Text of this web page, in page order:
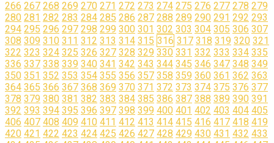
266 267 268 269 270 271 272 273 274 275 276 277 278 279
280 281 282 283 284 285 286 287 288 289 290 291 292 293
294 295 296 297 298 299 300 301 302 303 304 305 306 307
308 309 310 311 312 313 314 315 316 317 318 319 320 321
322 323 324 325 326 327 328 329 330 331 332 333 334 335
336 337 338 339 340 341 342 343 344 345 346 347 348 349
350 351 352 353 354 355 356 357 358 359 360 361 362 363
364 365 366 367 368 369 370 371 372 373 374 375 376 377
378 379 380 381 382 383 384 385 386 387 388 389 390 391
392 393 394 395 396 397 398 399 400 401 402 403 404 405
406 407 408 409 410 411 412 413 414 415 416 417 418 419
420 421 422 423 424 425 426 427 428 429 430 431 432 433